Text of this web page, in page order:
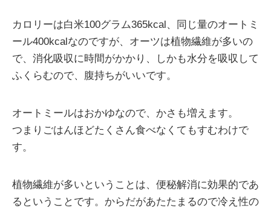
カロリーは白米100グラム365kcal、同じ量のオートミ
ール400kcalなのですが、オーツは植物繊維が多いの
で、消化吸収に時間がかかり、しかも水分を吸収して
ふくらむので、腹持ちがいいです。
オートミールはおかゆなので、かさも増えます。
つまりごはんほどたくさん食べなくてもすむわけで
す。
植物繊維が多いということは、便秘解消に効果的であ
るということです。からだがあたたまるので冷え性の